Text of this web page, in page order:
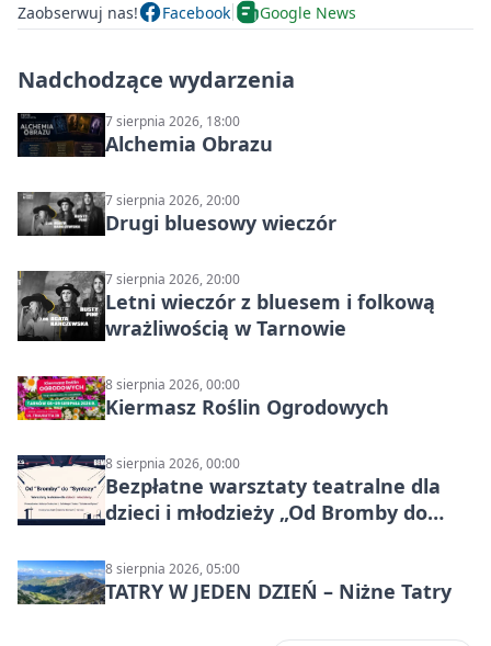
Zaobserwuj nas! Facebook Google News
Nadchodzące wydarzenia
7 sierpnia 2026, 18:00
Alchemia Obrazu
7 sierpnia 2026, 20:00
Drugi bluesowy wieczór
7 sierpnia 2026, 20:00
Letni wieczór z bluesem i folkową
wrażliwością w Tarnowie
8 sierpnia 2026, 00:00
Kiermasz Roślin Ogrodowych
8 sierpnia 2026, 00:00
Bezpłatne warsztaty teatralne dla
dzieci i młodzieży „Od Bromby do
8 sierpnia 2026, 05:00
TATRY W JEDEN DZIEŃ – Niżne Tatry